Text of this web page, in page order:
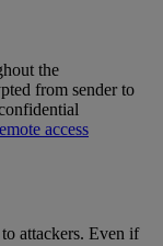
the
from sender to
access
attackers. Even if